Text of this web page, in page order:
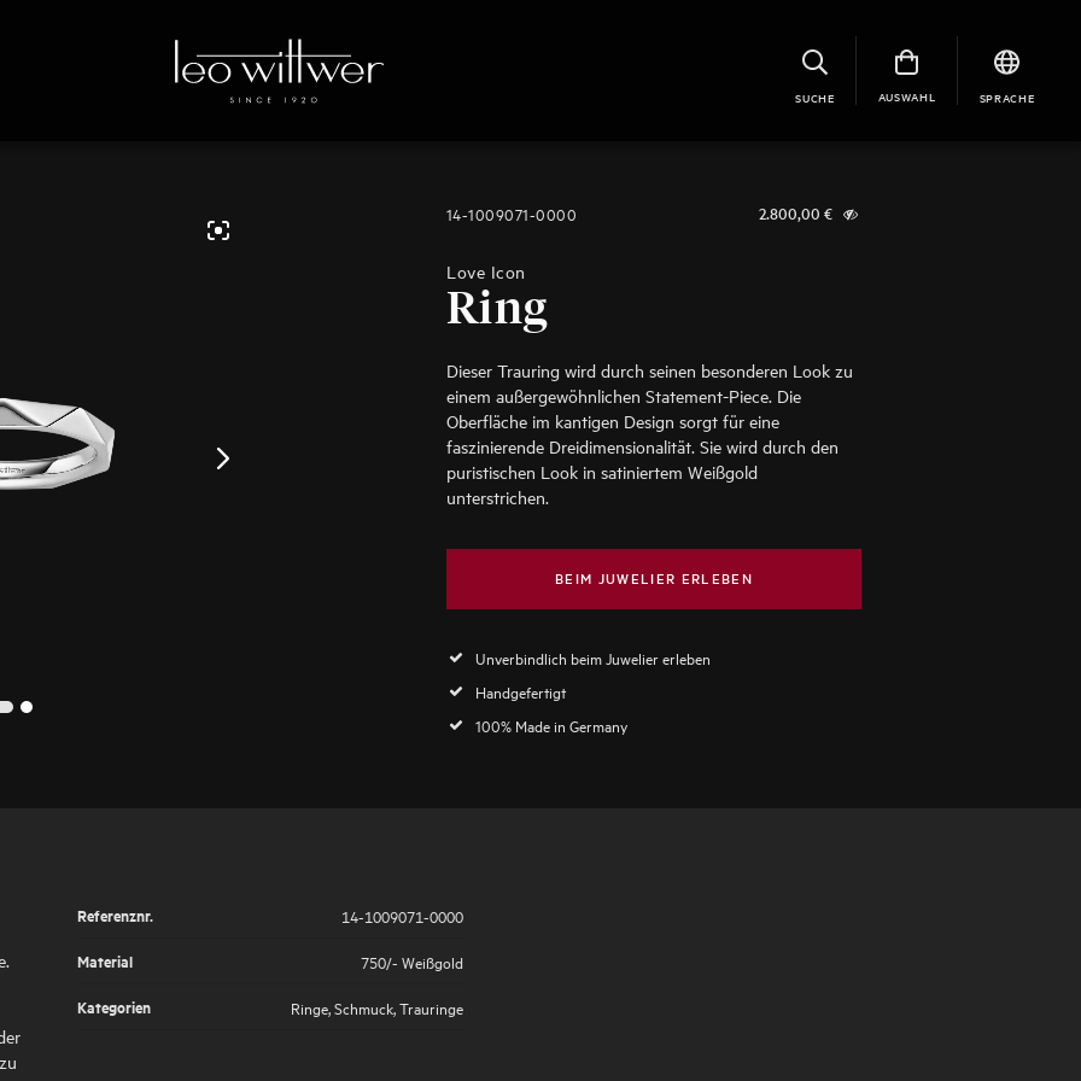
SUCHE AUSWAHL SPRACHE
14-1009071-0000 2.800,00 €
Love Icon
Ring
Dieser Trauring wird durch seinen besonderen Look zu
einem außergewöhnlichen Statement-Piece. Die
Oberfläche im kantigen Design sorgt für eine
faszinierende Dreidimensionalität. Sie wird durch den
puristischen Look in satiniertem Weißgold
unterstrichen.
BEIM JUWELIER ERLEBEN
Unverbindlich beim Juwelier erleben
Handgefertigt
100% Made in Germany
Referenznr.
14-1009071-0000
Material
750/- Weißgold
Kategorien
Ringe Schmuck Trauringe